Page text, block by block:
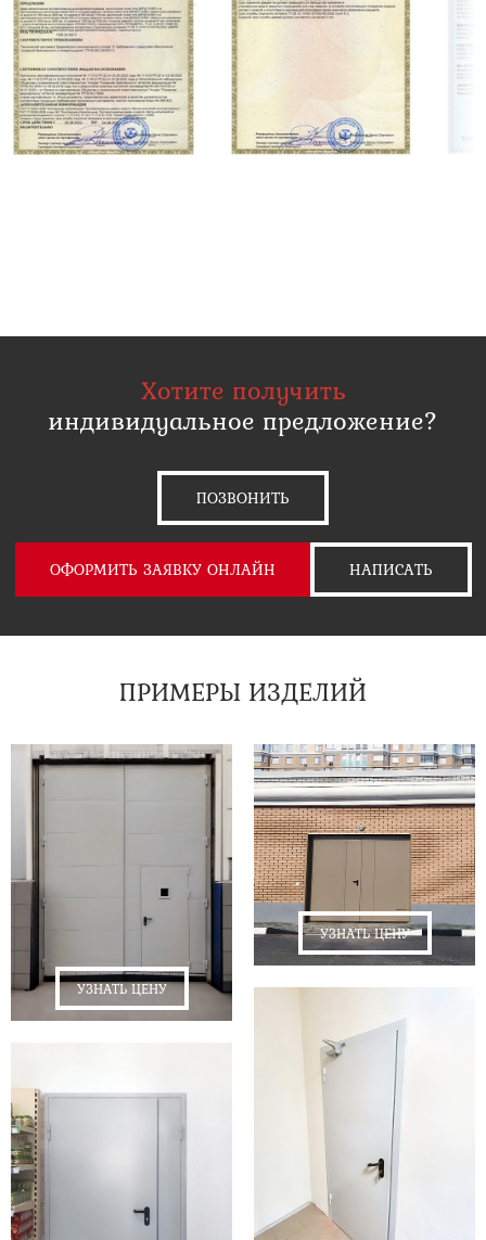
Хотите получить
индивидуальное предложение?
ПОЗВОНИТЬ
ОФОРМИТЬ ЗАЯВКУ ОНЛАЙН НАПИСАТЬ
ПРИМЕРЫ ИЗДЕЛИЙ
УЗНАТЬ ЦЕНУ
УЗНАТЬ ЦЕНУ